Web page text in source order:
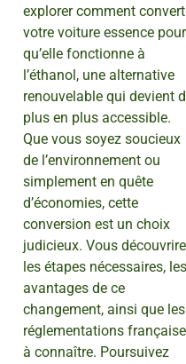
explorer comment
votre voiture essence pour
qu’elle fonctionne à
l’éthanol, une alternative
renouvelable qui devient
plus en plus accessible.
Que vous soyez soucieux
de l’environnement ou
simplement en quête
d’économies, cette
conversion est un choix
judicieux. Vous
les étapes nécessaires, les
avantages de ce
changement, ainsi que les
réglementations
à connaître. Poursuivez